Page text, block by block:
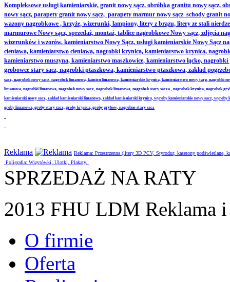
Kompleksowe usługi kamieniarskie, granit nowy sącz, obróbka granitu nowy sącz,
nowy sącz, parapety granit nowy sącz, parapety marmur nowy sącz schody granit
wazony nagrobkowe , krzyże, wizerunki, lampiony, litery z brązu, litery ze stali
marmurowe Nowy sącz, sprzedaż, montaż, tablice nagrobkowe Nowy sącz, zdjęcia
wizerunków i wzorów, kamieniarstwo Nowy Sącz, usługi kamieniarskie Nowy
cieniawa, kamieniarstwo cieniawa, nagrobki krynica, kamieniarstwo krynica,
kamieniarstwo muszyna, kamieniarstwo maszkowice, kamieniarstwo łącko,
grobowce stary sacz, nagrobki ptaszkowa, kamieniarstwo ptaszkowa, zakład
sacz, nagrobek nowy sacz, nagrobek limanowa, kamien limanowa, kamieniarskie krynica, kamieniarstwo nowy targ,
limanowa, nagrobki limanowa, nagrobek nowy sacz, nagrobek limanowa, nagrobek stary sacza , nagrobek krynica, nagrobek
kamieniarski nowy sacz, zaklad kamieniarski limanowa, zaklad kamieniarski krynica, wyroby kamieniarskie nowy sacz,
groby limanowa, groby stary sacz, groby krynica, groby grybow, nagrobne stary sacz
Reklama
Reklama: Przestrzenna (litery 3D PCV, Styrodur, kasetony
Poligrafia: Wizytówki, Ulotki, Plakaty,
SPRZEDAŻ NA RATY
2013 FHU LDM Reklama
O firmie
Oferta